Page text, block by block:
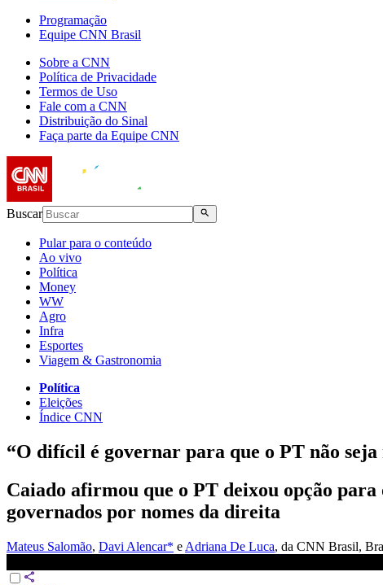
Programação
Equipe CNN Brasil
Sobre a CNN
Política de Privacidade
Termos de Uso
Fale com a CNN
Distribuição do Sinal
Faça parte da Equipe CNN
Buscar
Pular para o conteúdo
Ao vivo
Política
Money
WW
Agro
Infra
Esportes
Viagem & Gastronomia
Política
Eleições
Índice CNN
“O difícil é governar para que o PT não seja
Caiado afirmou que o PT deixou opção
governados por nomes da direita
Mateus Salomão, Davi Alencar* e Adriana De Luca, da CNN Brasil,